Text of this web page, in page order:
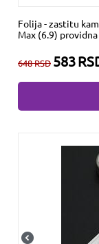
Folija - zastitu
Max (6.9) providna
648RSD 583